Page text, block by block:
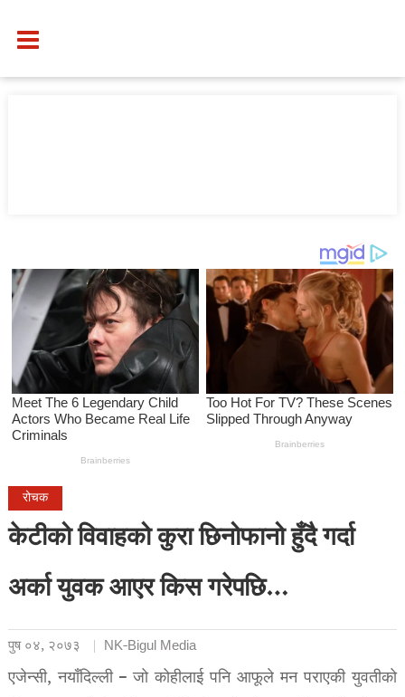
रोचक
केटीको विवाहको कुरा छिनोफानो हुँदै गर्दा
अर्का युवक आएर किस गरेपछि…
पुष ०४, २०७३ NK-Bigul Media
एजेन्सी, नयाँदिल्ली – जो कोहीलाई पनि आफूले मन पराएकी युवतीको